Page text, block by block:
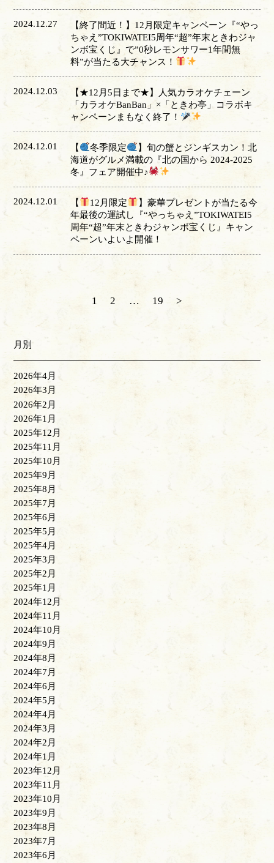
2024.12.27
【終了間近！】12月限定キャンペーン『“やっ
ちゃえ”TOKIWATEI5周年“超”年末ときわジャ
ンボ宝くじ』で”0秒レモンサワー1年間無
料”が当たる大チャンス！
2024.12.03
【★12月5日まで★】人気カラオケチェーン
「カラオケBanBan」×「ときわ亭」コラボキ
ャンペーンまもなく終了！
2024.12.01 【 冬季限定
】旬の蟹とジンギスカン！北
海道がグルメ満載の『北の国から 2024-2025
冬』フェア開催中♪
2024.12.01 【 12月限定
】豪華プレゼントが当たる今
年最後の運試し『“やっちゃえ”TOKIWATEI5
周年“超”年末ときわジャンボ宝くじ』キャン
ペーンいよいよ開催！
1 2 … 19 >
月別
2026年4月
2026年3月
2026年2月
2026年1月
2025年12月
2025年11月
2025年10月
2025年9月
2025年8月
2025年7月
2025年6月
2025年5月
2025年4月
2025年3月
2025年2月
2025年1月
2024年12月
2024年11月
2024年10月
2024年9月
2024年8月
2024年7月
2024年6月
2024年5月
2024年4月
2024年3月
2024年2月
2024年1月
2023年12月
2023年11月
2023年10月
2023年9月
2023年8月
2023年7月
2023年6月